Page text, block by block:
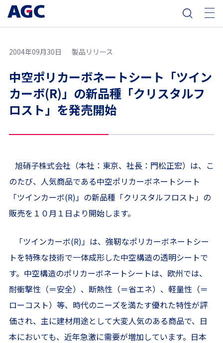
2004年09月30日 製品リリース
中空ポリカーボネートシート「ツイン
カーボ(R)」の新品種「クリスタルフ
ロスト」を発売開始
旭硝子株式会社（本社：東京、社長：門松正宏）は、こ
のたび、人気商品である中空ポリカーボネートシート
「ツインカーボ(R)」の新品種「クリスタルフロスト」の
販売を１０月１日より開始します。
「ツインカーボ(R)」は、強靭なポリカーボネートシー
トを特殊な技術で一体成形した中空構造の透明シートで
す。中空構造のポリカーボネートシートは、欧州では、
耐衝撃性（＝安全）、断熱性（＝省エネ）、軽量性（＝
ローコスト）等、時代のニーズを満たす優れた特性が評
価され、主に建材用途として大変人気のある商品で、日
本においても、近年急激に需要が増加しています。日本